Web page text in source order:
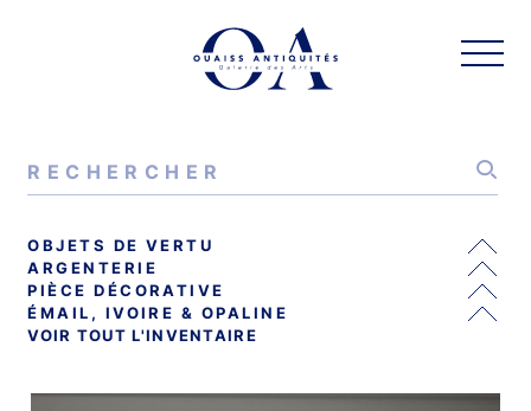
OBJETS DE VERTU
ARGENTERIE
PIÈCE DÉCORATIVE
ÉMAIL, IVOIRE & OPALINE
VOIR TOUT L'INVENTAIRE